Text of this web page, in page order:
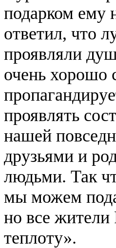
подарком ему
ответил, что
проявляли
очень хорошо
проявлять
нашей
друзьями и
людьми. Так
мы можем
но все жители
теплоту».